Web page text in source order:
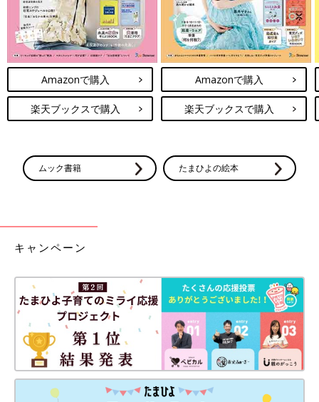
簡単すぎる！試してみたくなっちゃう時
短こそうじ5選
おうちのキレイを簡単に保ちたい方にはこそう
じ（小掃除）がおすすめ！今回は時短でできち
ゃうおすすめこそうじ（小掃除）のインスタ投
稿をご紹介します。ぜひ毎日の家事にプラスし
てみてくださいね！
みなさん、さまざまなトイレのこそうじ（小掃除）を実践してい
るようです♪ 普段のトイレ掃除に少しプラスするだけで、さらに
(文・ナキナキ)
※ご紹介した内容は個人の感想です。使用上の注意をよく読んだ
Amazonで購入
楽天ブックスで購入
Amazonで購入
楽天ブックスで購入
ムック書籍 たまひよの絵本
キャンペーン